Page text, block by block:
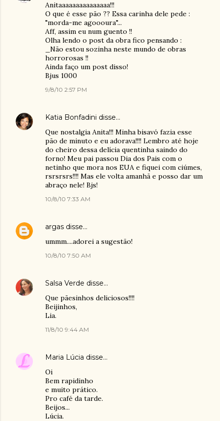
Anitaaaaaaaaaaaaaaa!!!
O que é esse pão ?? Essa carinha dele pede :
"morda-me agoooura"...
Aff, assim eu num guento !!
Olha lendo o post da obra fico pensando :
_Não estou sozinha neste mundo de obras
horrorosas !!
Ainda faço um post disso!
Bjus 1000
9/8/10 2:57 PM
Katia Bonfadini disse…
Que nostalgia Anita!!! Minha bisavó fazia esse
pão de minuto e eu adorava!!!! Lembro até hoje
do cheiro dessa delícia quentinha saindo do
forno! Meu pai passou Dia dos Pais com o
netinho que mora nos EUA e fiquei com ciúmes,
rsrsrsrs!!!! Mas ele volta amanhã e posso dar um
abraço nele! Bjs!
10/8/10 7:33 AM
argas disse…
ummm....adorei a sugestão!
10/8/10 7:50 AM
Salsa Verde disse…
Que pãesinhos deliciosos!!!!
Beijinhos,
Lia.
11/8/10 9:44 AM
Maria Lúcia disse…
Oi
Bem rapidinho
e muito prático.
Pro café da tarde.
Beijos...
Lúcia.